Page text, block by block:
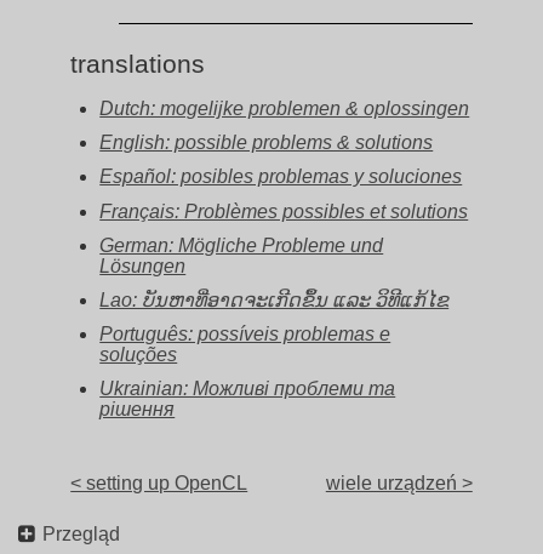
translations
Dutch: mogelijke problemen & oplossingen
English: possible problems & solutions
Español: posibles problemas y soluciones
Français: Problèmes possibles et solutions
German: Mögliche Probleme und
Lösungen
Lao: ບັນຫາທີ່ອາດຈະເກີດຂຶ້ນ ແລະ ວິທີແກ້ໄຂ
Português: possíveis problemas e
soluções
Ukrainian: Можливі проблеми та
рішення
< setting up OpenCL wiele urządzeń >
Przegląd